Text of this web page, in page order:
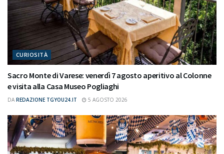
CURIOSITÀ
Sacro Monte di Varese: venerdì 7 agosto aperitivo al Colonne
e visita alla Casa Museo Pogliaghi
DA REDAZIONE TGYOU24.IT 5 AGOSTO 2026